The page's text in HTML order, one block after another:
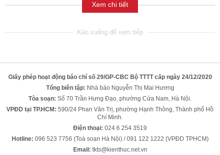
Xem chi tiết
Giấy phép hoạt động báo chí số 29/GP-CBC Bộ TTTT cấp ngày 24/12/2020
Tổng biên tập: Nhà báo Nguyễn Thị Mai Hương
Tòa soạn: Số 70 Trần Hưng Đạo, phường Cửa Nam, Hà Nội.
VPĐD tại TP.HCM: 590/24 Phan Văn Trị, phường Hạnh Thông, Thành phố Hồ
Chí Minh.
Điện thoại: 024 6 254 3519
Hotline: 096 523 7756 (Toà soạn Hà Nội) / 091 122 1222 (VPĐD TPHCM)
Email: tkts@kienthuc.net.vn